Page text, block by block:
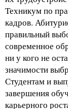
Техникум по
кадров.
правильный
современное
ни у кого не
значимости
Студентам и
завершения
карьерного